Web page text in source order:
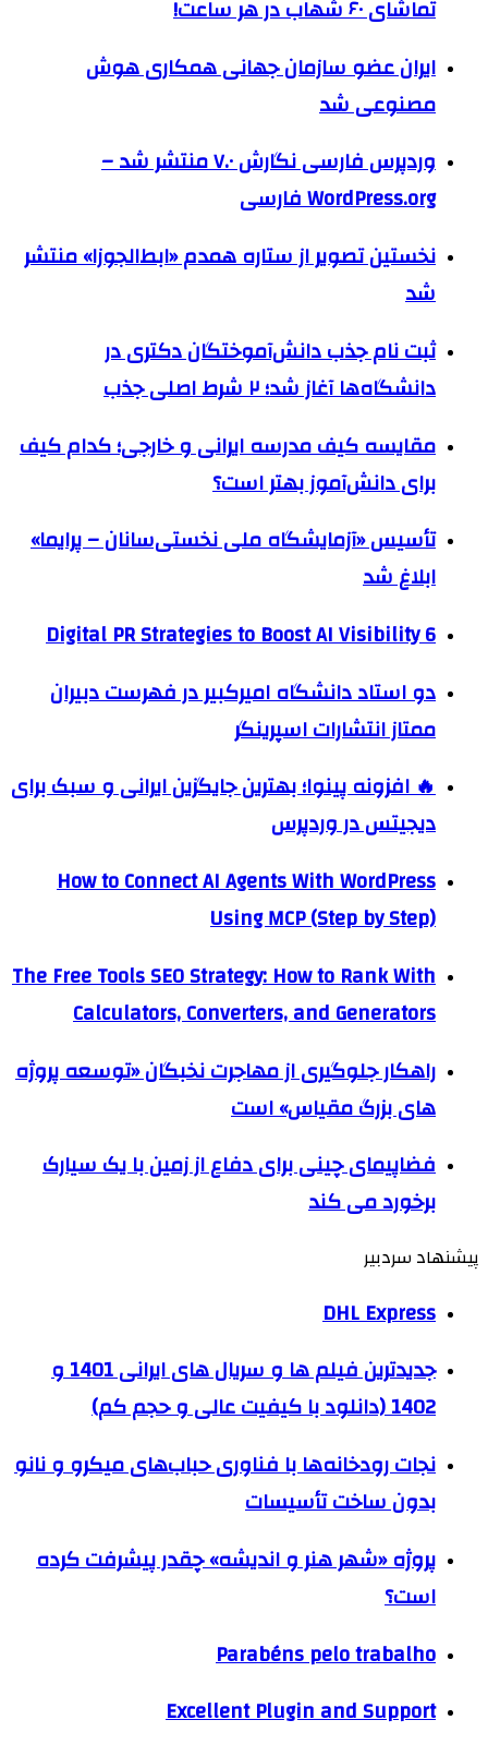
تماشای ۶۰ شهاب در هر ساعت!
ایران عضو سازمان جهانی همکاری هوش
مصنوعی شد
وردپرس فارسی نگارش ۷.۰ منتشر شد –
WordPress.org فارسی
نخستین تصویر از ستاره همدم «ابط‌الجوزا» منتشر
شد
ثبت نام جذب دانش‌آموختگان دکتری در
دانشگاه‌ها آغاز شد؛ ۲ شرط اصلی جذب
مقایسه کیف مدرسه ایرانی و خارجی؛ کدام کیف
برای دانش‌آموز بهتر است؟
تأسیس «آزمایشگاه ملی نخستی‌سانان – پرایما»
ابلاغ شد
6 Digital PR Strategies to Boost AI Visibility
دو استاد دانشگاه امیرکبیر در فهرست دبیران
ممتاز انتشارات اسپرینگر
🔥 افزونه پینوا؛ بهترین جایگزین ایرانی و سبک برای
دیجیتس در وردپرس
How to Connect AI Agents With WordPress
Using MCP (Step by Step)
The Free Tools SEO Strategy: How to Rank With
Calculators, Converters, and Generators
راهکار جلوگیری از مهاجرت نخبگان «توسعه پروژه
های بزرگ مقیاس» است
فضاپیمای چینی برای دفاع از زمین با یک سیارک
برخورد می کند
پیشنهاد سردبیر
DHL Express
جدیدترین فیلم ها و سریال های ایرانی 1401 و
1402 (دانلود با کیفیت عالی و حجم کم)
نجات رودخانه‌ها با فناوری حباب‌های میکرو و نانو
بدون ساخت تأسیسات
پروژه «شهر هنر و اندیشه» چقدر پیشرفت کرده
است؟
Parabéns pelo trabalho
Excellent Plugin and Support